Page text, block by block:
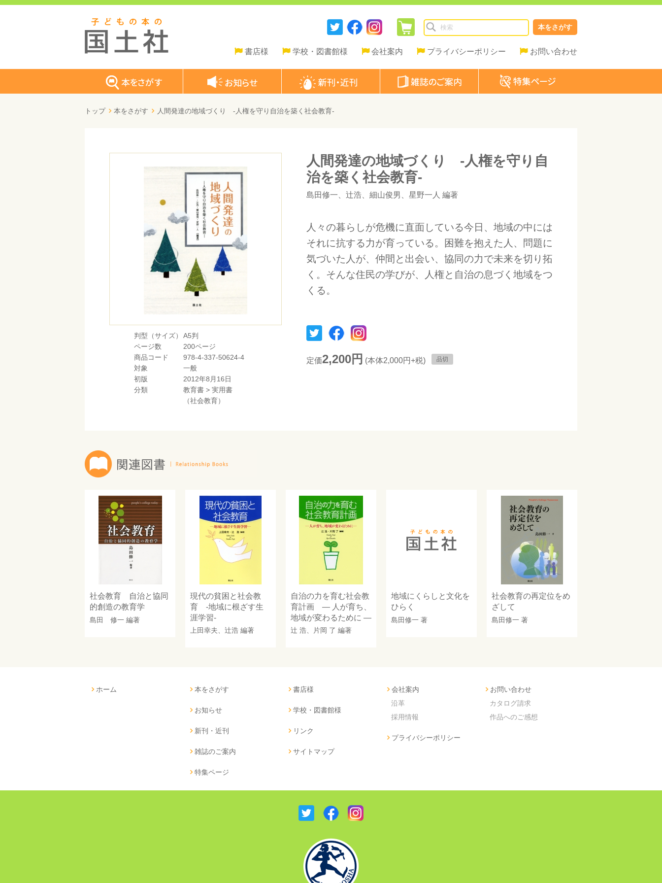
本をさがす
書店様 学校・図書館様 会社案内 プライバシーポリシー お問い合わせ
トップ 本をさがす 人間発達の地域づくり -人権を守り自治を築く社会教育-
人間発達の地域づくり -人権を守り自
治を築く社会教育-
島田修一 辻浩 細山俊男 星野一人 編著
人々の暮らしが危機に直面している今日、地域の中には
それに抗する力が育っている。困難を抱えた人、問題に
気づいた人が、仲間と出会い、協同の力で未来を切り拓
く。そんな住民の学びが、人権と自治の息づく地域をつ
くる。
判型（サイズ）
A5判
ページ数
200ページ
商品コード
978-4-337-50624-4
対象
一般
初版
2012年8月16日
分類
教育書 > 実用書
（社会教育）
定価2,200円 (本体2,000円+税) 品切
社会教育 自治と協同
的創造の教育学
島田 修一 編著
現代の貧困と社会教
育 -地域に根ざす生
涯学習-
上田幸夫 辻浩 編著
自治の力を育む社会教
育計画 ― 人が育ち、
地域が変わるために ―
辻 浩 片岡 了 編著
地域にくらしと文化を
ひらく
島田修一 著
社会教育の再定位をめ
ざして
島田修一 著
ホーム 本をさがす
お知らせ
新刊・近刊
雑誌のご案内
特集ページ
書店様
学校・図書館様
リンク
サイトマップ
会社案内
沿革
採用情報
プライバシーポリシー
お問い合わせ
カタログ請求
作品へのご感想